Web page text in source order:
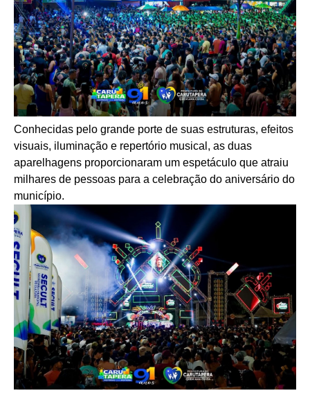
Conhecidas pelo grande porte de suas estruturas, efeitos
visuais, iluminação e repertório musical, as duas
aparelhagens proporcionaram um espetáculo que atraiu
milhares de pessoas para a celebração do aniversário do
município.